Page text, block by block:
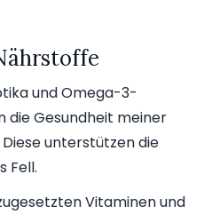
und Omega-3-
die Gesundheit meiner
unterstützen die
Fell.
Vitaminen und